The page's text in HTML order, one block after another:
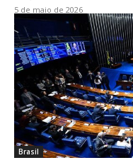
5 de maio de 2026
Brasil